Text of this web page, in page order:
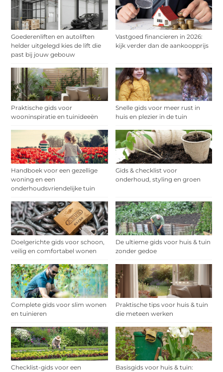
Goederenliften en autoliften
helder uitgelegd kies de lift die
past bij jouw gebouw
Vastgoed financieren in 2026:
kijk verder dan de aankoopprijs
Praktische gids voor
wooninspiratie en tuinideeën
Snelle gids voor meer rust in
huis en plezier in de tuin
Handboek voor een gezellige
woning en een
onderhoudsvriendelijke tuin
Gids & checklist voor
onderhoud, styling en groen
Doelgerichte gids voor schoon,
veilig en comfortabel wonen
De ultieme gids voor huis & tuin
zonder gedoe
Complete gids voor slim wonen
en tuinieren
Praktische tips voor huis & tuin
die meteen werken
Checklist-gids voor een
Basisgids voor huis & tuin: